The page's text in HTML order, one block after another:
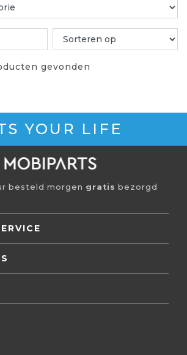
gevonden
YOUR LIFE
besteld morgen gratis bezorgd